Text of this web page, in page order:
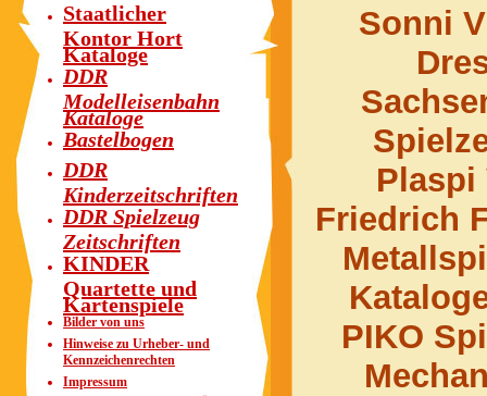
Staatlicher
Kontor Hort
Kataloge
DDR
Modelleisenbahn
Kataloge
Bastelbogen
DDR
Kinderzeitschriften
DDR Spielzeug
Zeitschriften
KINDER
Quartette und
Kartenspiele
Bilder von uns
Hinweise zu Urheber- und
Kennzeichenrechten
Impressum
Sonni
Plaspi
Friedrich
PIKO